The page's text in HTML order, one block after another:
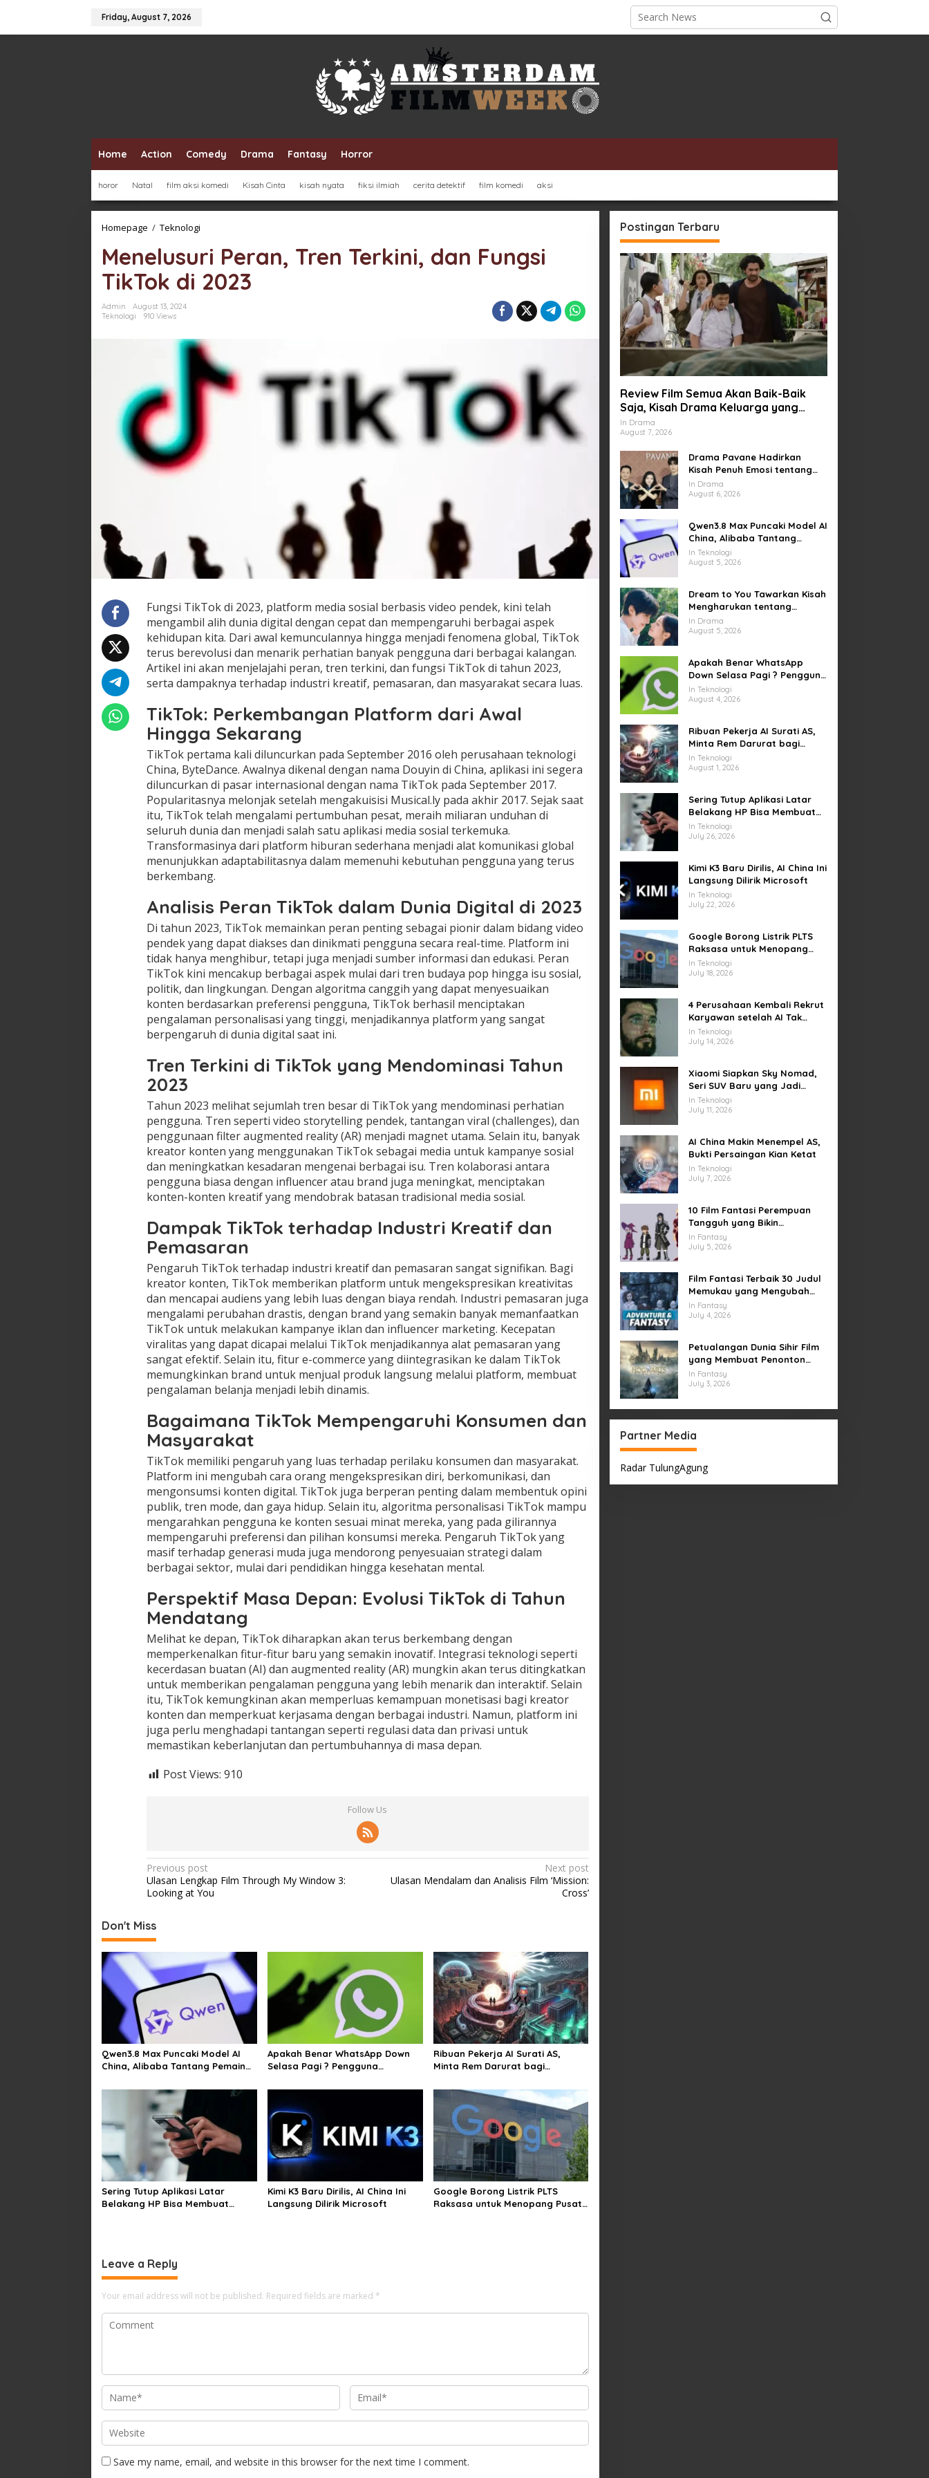
Friday, August 7, 2026
Home Action Comedy Drama Fantasy Horror
horor Natal film aksi komedi Kisah Cinta kisah nyata fiksi ilmiah cerita detektif film komedi aksi
Homepage / Teknologi
Tren
Terkini,
dan
Fungsi
Menelusuri Peran, Tren Terkini, dan Fungsi
TikTok di 2023
Admin
August 13, 2024
Teknologi
910 Views
Fungsi TikTok di 2023, platform media sosial berbasis video pendek, kini telah
mengambil alih dunia digital dengan cepat dan mempengaruhi berbagai aspek
kehidupan kita. Dari awal kemunculannya hingga menjadi fenomena global, TikTok
terus berevolusi dan menarik perhatian banyak pengguna dari berbagai kalangan.
Artikel ini akan menjelajahi peran, tren terkini, dan fungsi TikTok di tahun 2023,
serta dampaknya terhadap industri kreatif, pemasaran, dan masyarakat secara luas.
TikTok: Perkembangan Platform dari Awal
Hingga Sekarang
TikTok pertama kali diluncurkan pada September 2016 oleh perusahaan teknologi
China, ByteDance. Awalnya dikenal dengan nama Douyin di China, aplikasi ini segera
diluncurkan di pasar internasional dengan nama TikTok pada September 2017.
Popularitasnya melonjak setelah mengakuisisi Musical.ly pada akhir 2017. Sejak saat
itu, TikTok telah mengalami pertumbuhan pesat, meraih miliaran unduhan di
seluruh dunia dan menjadi salah satu aplikasi media sosial terkemuka.
Transformasinya dari platform hiburan sederhana menjadi alat komunikasi global
menunjukkan adaptabilitasnya dalam memenuhi kebutuhan pengguna yang terus
berkembang.
Analisis Peran TikTok dalam Dunia Digital di 2023
Di tahun 2023, TikTok memainkan peran penting sebagai pionir dalam bidang video
pendek yang dapat diakses dan dinikmati pengguna secara real-time. Platform ini
tidak hanya menghibur, tetapi juga menjadi sumber informasi dan edukasi. Peran
TikTok kini mencakup berbagai aspek mulai dari tren budaya pop hingga isu sosial,
politik, dan lingkungan. Dengan algoritma canggih yang dapat menyesuaikan
konten berdasarkan preferensi pengguna, TikTok berhasil menciptakan
pengalaman personalisasi yang tinggi, menjadikannya platform yang sangat
berpengaruh di dunia digital saat ini.
Tren Terkini di TikTok yang Mendominasi Tahun
2023
Tahun 2023 melihat sejumlah tren besar di TikTok yang mendominasi perhatian
pengguna. Tren seperti video storytelling pendek, tantangan viral (challenges), dan
penggunaan filter augmented reality (AR) menjadi magnet utama. Selain itu, banyak
kreator konten yang menggunakan TikTok sebagai media untuk kampanye sosial
dan meningkatkan kesadaran mengenai berbagai isu. Tren kolaborasi antara
pengguna biasa dengan influencer atau brand juga meningkat, menciptakan
konten-konten kreatif yang mendobrak batasan tradisional media sosial.
Dampak TikTok terhadap Industri Kreatif dan
Pemasaran
Pengaruh TikTok terhadap industri kreatif dan pemasaran sangat signifikan. Bagi
kreator konten, TikTok memberikan platform untuk mengekspresikan kreativitas
dan mencapai audiens yang lebih luas dengan biaya rendah. Industri pemasaran juga
mengalami perubahan drastis, dengan brand yang semakin banyak memanfaatkan
TikTok untuk melakukan kampanye iklan dan influencer marketing. Kecepatan
viralitas yang dapat dicapai melalui TikTok menjadikannya alat pemasaran yang
sangat efektif. Selain itu, fitur e-commerce yang diintegrasikan ke dalam TikTok
memungkinkan brand untuk menjual produk langsung melalui platform, membuat
pengalaman belanja menjadi lebih dinamis.
Bagaimana TikTok Mempengaruhi Konsumen dan
Masyarakat
TikTok memiliki pengaruh yang luas terhadap perilaku konsumen dan masyarakat.
Platform ini mengubah cara orang mengekspresikan diri, berkomunikasi, dan
mengonsumsi konten digital. TikTok juga berperan penting dalam membentuk opini
publik, tren mode, dan gaya hidup. Selain itu, algoritma personalisasi TikTok mampu
mengarahkan pengguna ke konten sesuai minat mereka, yang pada gilirannya
mempengaruhi preferensi dan pilihan konsumsi mereka. Pengaruh TikTok yang
masif terhadap generasi muda juga mendorong penyesuaian strategi dalam
berbagai sektor, mulai dari pendidikan hingga kesehatan mental.
Perspektif Masa Depan: Evolusi TikTok di Tahun
Mendatang
Melihat ke depan, TikTok diharapkan akan terus berkembang dengan
memperkenalkan fitur-fitur baru yang semakin inovatif. Integrasi teknologi seperti
kecerdasan buatan (AI) dan augmented reality (AR) mungkin akan terus ditingkatkan
untuk memberikan pengalaman pengguna yang lebih menarik dan interaktif. Selain
itu, TikTok kemungkinan akan memperluas kemampuan monetisasi bagi kreator
konten dan memperkuat kerjasama dengan berbagai industri. Namun, platform ini
juga perlu menghadapi tantangan seperti regulasi data dan privasi untuk
memastikan keberlanjutan dan pertumbuhannya di masa depan.
Post Views: 910
Follow Us
Post
navigation
Previous post
Ulasan Lengkap Film Through My Window 3:
Looking at You
Next post
Ulasan Mendalam dan Analisis Film ‘Mission:
Cross’
Don't Miss
Qwen3.8 Max Puncaki Model AI
China, Alibaba Tantang Pemain
Apakah Benar WhatsApp Down
Selasa Pagi ? Pengguna
Video di Sejumlah Wilayah
Ribuan Pekerja AI Surati AS,
Minta Rem Darurat bagi
Sering Tutup Aplikasi Latar
Belakang HP Bisa Membuat
Kimi K3 Baru Dirilis, AI China Ini
Langsung Dilirik Microsoft
Google Borong Listrik PLTS
Raksasa untuk Menopang Pusat
Leave a Reply
Your email address will not be published. Required fields are marked *
Save my name, email, and website in this browser for the next time I comment.
Postingan Terbaru
Review Film Semua Akan Baik-Baik
Saja, Kisah Drama Keluarga yang
Sarat Makna tentang Kehilangan dan
Harapan
In Drama
August 7, 2026
Drama Pavane Hadirkan
Kisah Penuh Emosi tentang
Cinta, Penyesalan, dan
Kesempatan Memulai Kembali
In Drama
August 6, 2026
Qwen3.8 Max Puncaki Model AI
China, Alibaba Tantang
Pemain Global
In Teknologi
August 5, 2026
Dream to You Tawarkan Kisah
Mengharukan tentang
Perjuangan Meraih Mimpi
yang Sempat Tertunda
In Drama
August 5, 2026
Apakah Benar WhatsApp
Down Selasa Pagi ? Pengguna
Kesulitan Kirim Gambar dan
Video di Sejumlah Wilayah
In Teknologi
August 4, 2026
Ribuan Pekerja AI Surati AS,
Minta Rem Darurat bagi
Teknologi Canggih
In Teknologi
August 1, 2026
Sering Tutup Aplikasi Latar
Belakang HP Bisa Membuat
Baterai Lebih Boros
In Teknologi
July 26, 2026
Kimi K3 Baru Dirilis, AI China Ini
Langsung Dilirik Microsoft
In Teknologi
July 22, 2026
Google Borong Listrik PLTS
Raksasa untuk Menopang
Pusat Data dan AI
In Teknologi
July 18, 2026
4 Perusahaan Kembali Rekrut
Karyawan setelah AI Tak
Penuhi Harapan
In Teknologi
July 14, 2026
Xiaomi Siapkan Sky Nomad,
Seri SUV Baru yang Jadi
Sorotan Otomotif Dunia
In Teknologi
July 11, 2026
AI China Makin Menempel AS,
Bukti Persaingan Kian Ketat
In Teknologi
July 7, 2026
10 Film Fantasi Perempuan
Tangguh yang Bikin
Terinspirasi, Termasuk Damsel
In Fantasy
July 5, 2026
Film Fantasi Terbaik 30 Judul
Memukau yang Mengubah
Imajinasi
In Fantasy
July 4, 2026
Petualangan Dunia Sihir Film
yang Membuat Penonton
Terpukau Selamanya
In Fantasy
July 3, 2026
Partner Media
Radar TulungAgung